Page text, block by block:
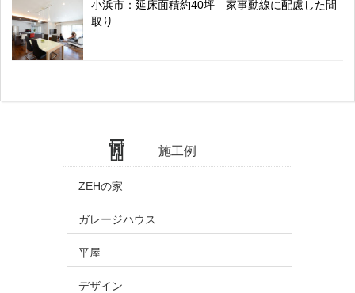
小浜市：延床面積約40坪 家事動線に配慮した間
取り
施工例
ZEHの家
ガレージハウス
平屋
デザイン